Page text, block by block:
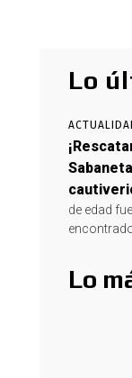
Lo
de edad
Lo